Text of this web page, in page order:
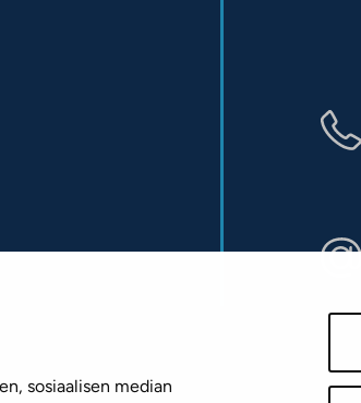
sosiaalisen median